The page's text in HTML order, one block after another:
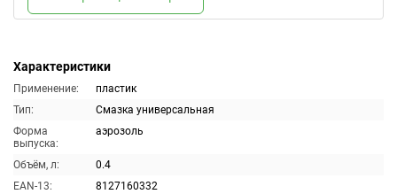
Характеристики
Применение:
пластик
Тип:
Смазка универсальная
Форма
выпуска:
аэрозоль
Объём, л:
0.4
EAN-13:
8127160332